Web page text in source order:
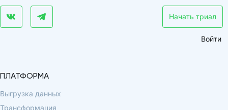
Начать триал
Войти
ПЛАТФОРМА
Выгрузка данных
Трансформация